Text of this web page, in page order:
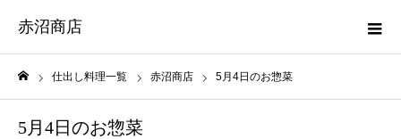
赤沼商店
仕出し料理一覧 赤沼商店 5月4日のお惣菜
5月4日のお惣菜